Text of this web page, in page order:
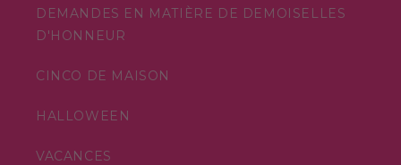
DEMANDES EN MATIÈRE DE DEMOISELLES
D'HONNEUR
CINCO DE MAISON
HALLOWEEN
VACANCES